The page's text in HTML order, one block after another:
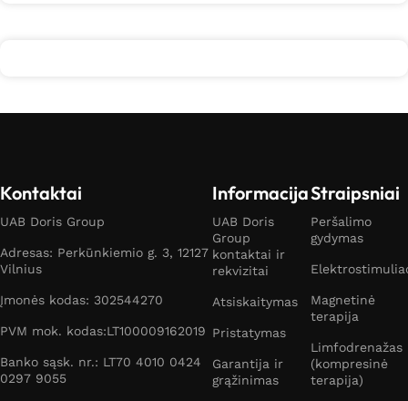
Kontaktai
UAB Doris Group
Adresas: Perkūnkiemio g. 3, 12127
Vilnius
Įmonės kodas: 302544270
PVM mok. kodas:LT100009162019
Banko sąsk. nr.: LT70 4010 0424
0297 9055
Informacija
UAB Doris
Group
kontaktai ir
rekvizitai
Atsiskaitymas
Pristatymas
Garantija ir
grąžinimas
Straipsniai
Peršalimo
gydymas
Magnetinė
terapija
Limfodrenažas
(kompresinė
terapija)